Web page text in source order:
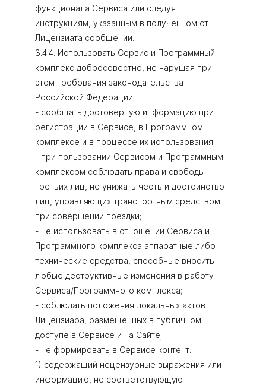
функционала Сервиса или следуя
инструкциям, указанным в полученном от
Лицензиата сообщении.
3.4.4. Использовать Сервис и Программный
комплекс добросовестно, не нарушая при
этом требования законодательства
Российской Федерации:
- сообщать достоверную информацию при
регистрации в Сервисе, в Программном
комплексе и в процессе их использования;
- при пользовании Сервисом и Программным
комплексом соблюдать права и свободы
третьих лиц, не унижать честь и достоинство
лиц, управляющих транспортным средством
при совершении поездки;
- не использовать в отношении Сервиса и
Программного комплекса аппаратные либо
технические средства, способные вносить
любые деструктивные изменения в работу
Сервиса/Программного комплекса;
- соблюдать положения локальных актов
Лицензиара, размещенных в публичном
доступе в Сервисе и на Сайте;
- не формировать в Сервисе контент:
1) содержащий нецензурные выражения или
информацию, не соответствующую